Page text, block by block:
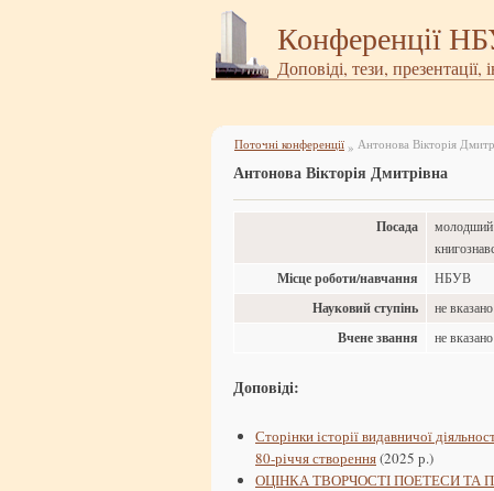
Конференції
Доповіді, тези, презентації,
Поточні конференції » Антонова Вікторія
Антонова Вікторія Дмитрівна
Посада
молодший
Місце роботи/навчання НБУВ
Науковий ступінь не вказано
Вчене звання не вказано
Доповіді:
Сторінки історії видавничої
80-річчя створення(2025 р.)
ОЦІНКА ТВОРЧОСТІ ПОЕТЕСИ ТА